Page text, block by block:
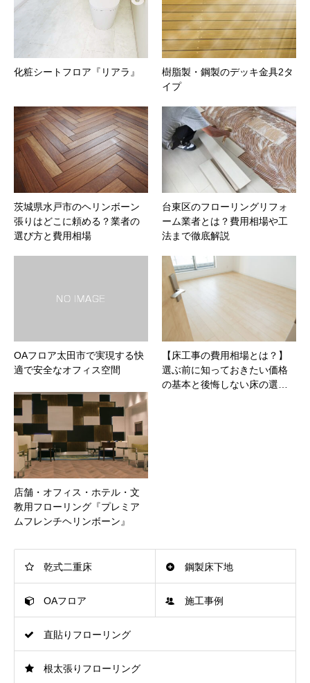
化粧シートフロア『リアラ』
樹脂製・鋼製のデッキ金具2タ
イプ
茨城県水戸市のヘリンボーン
張りはどこに頼める？業者の
選び方と費用相場
台東区のフローリングリフォ
ーム業者とは？費用相場や工
法まで徹底解説
OAフロア太田市で実現する快
適で安全なオフィス空間
【床工事の費用相場とは？】
選ぶ前に知っておきたい価格
の基本と後悔しない床の選…
店舗・オフィス・ホテル・文
教用フローリング『プレミア
ムフレンチヘリンボーン』
乾式二重床 鋼製床下地
OAフロア 施工事例
直貼りフローリング
根太張りフローリング